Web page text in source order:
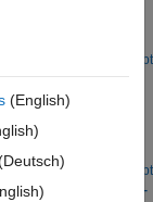
Open Script
MIMO
802.11ax
Open Live Script
for Uplink Trigger-
(English)